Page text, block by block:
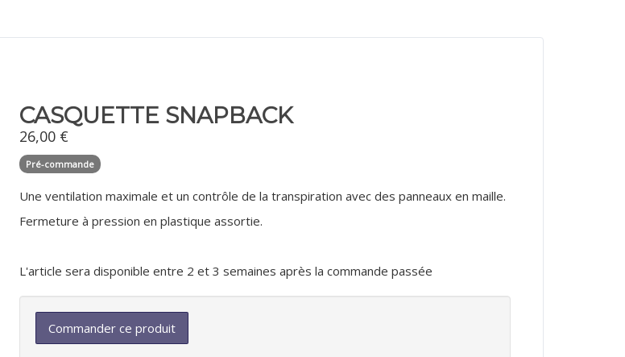
CASQUETTE SNAPBACK
26,00 €
Pré-commande
Une ventilation maximale et un contrôle de la transpiration avec des panneaux en maille.
Fermeture à pression en plastique assortie.
L'article sera disponible entre 2 et 3 semaines après la commande passée
Commander ce produit